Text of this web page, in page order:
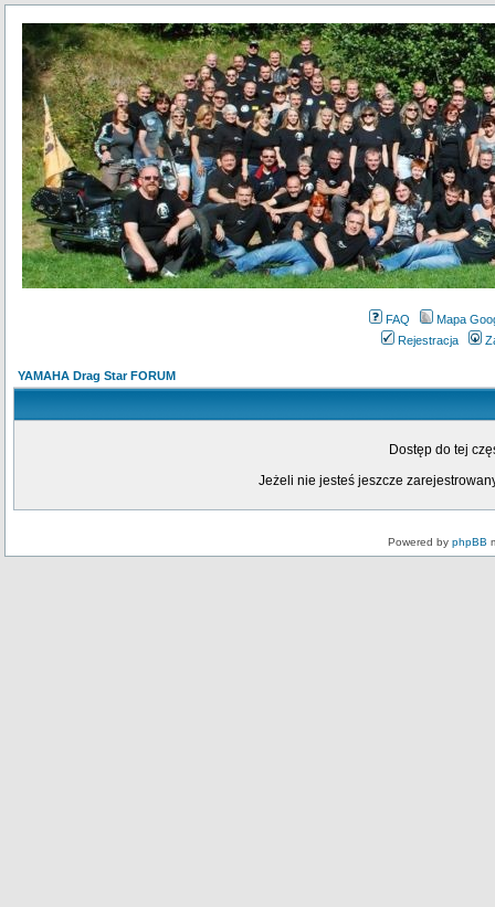
FAQ
Mapa
Rejestracja
YAMAHA Drag Star FORUM
Dostęp do tej
Jeżeli nie jesteś jeszcze
Powered by phpBB